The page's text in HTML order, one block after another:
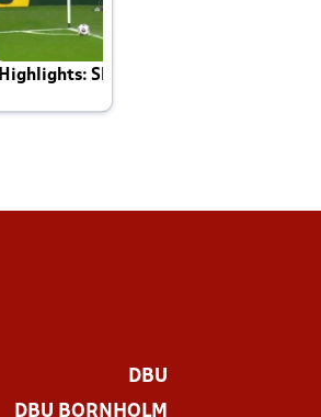
Highlights: Skotland - Danmark 4-2
DBU
DBU BORNHOLM